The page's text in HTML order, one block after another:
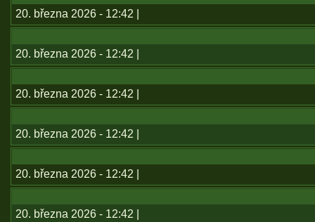
20. března 2026 - 12:42 |
20. března 2026 - 12:42 |
20. března 2026 - 12:42 |
20. března 2026 - 12:42 |
20. března 2026 - 12:42 |
20. března 2026 - 12:42 |